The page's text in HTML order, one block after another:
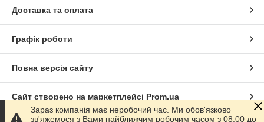
Доставка та оплата
Графік роботи
Повна версія сайту
Сайт створено на маркетплейсі Prom.ua
Зараз компанія має неробочий час. Ми обов'язково
зв'яжемося з Вами найближчим робочим часом з 08:00 до